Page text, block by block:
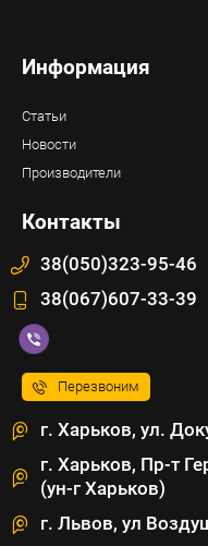
Информация
Статьи
Новости
Производители
Контакты
38(050)323-95-46
38(067)607-33-39
Перезвоним
г. Харьков, ул.
г. Харьков, Пр-т
(ун-г Харьков)
г. Львов, ул